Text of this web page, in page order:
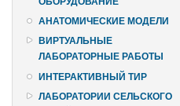
АНАТОМИЧЕСКИЕ МОДЕЛИ
ВИРТУАЛЬНЫЕ
ЛАБОРАТОРНЫЕ РАБОТЫ
ИНТЕРАКТИВНЫЙ ТИР
ЛАБОРАТОРИИ СЕЛЬСКОГО